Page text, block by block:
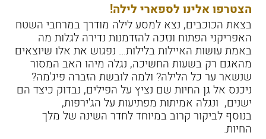
הצטרפו אלינו לספארי לילה!
בצאת הכוכבים, נצא למסע לילה מודרך במרחבי השטח
האפריקני הפתוח ונזכה להזדמנות נדירה לגלות מה
באמת עושות האיילות בלילות... נפגוש את אלו שיוצאים
מהאגם רק בשעות החשיכה, נגלה מיהו האב המסור
שנשאר ער כל הלילה? ולמה לובשת הזברה פיג'מה?
ניכנס אל גן החיות שם נציץ על הפילים, נבדוק כיצד הם
ישנים, ונגלה אמיתות מפתיעות על הג'ירפות,
בנוסף לביקור קרוב במיוחד לחדר השינה של מלך
החיות.